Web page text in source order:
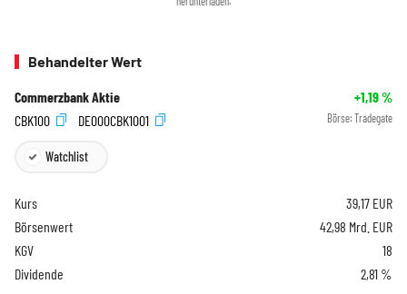
Behandelter Wert
Commerzbank Aktie +1,19%
CBK100
DE000CBK1001 Börse: Tradegate
Watchlist
Kurs 39,17 EUR
Börsenwert
42,98 Mrd. EUR
KGV
18
Dividende
2,81 %